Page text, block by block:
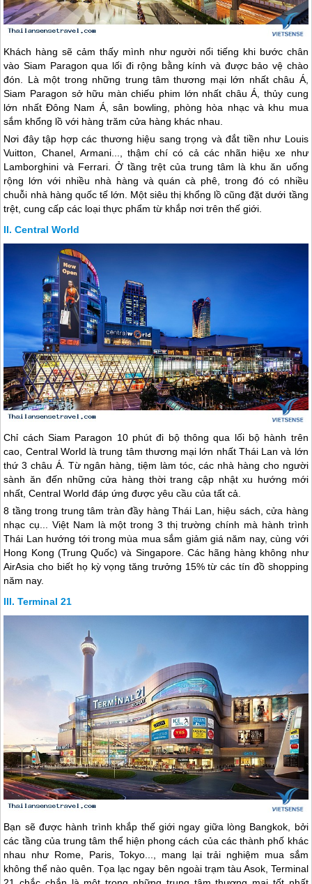
Khách hàng sẽ cảm thấy mình như người nổi tiếng khi bước chân
vào Siam Paragon qua lối đi rộng bằng kính và được bảo vệ chào
đón. Là một trong những trung tâm thương mại lớn nhất châu Á,
Siam Paragon sở hữu màn chiếu phim lớn nhất châu Á, thủy cung
lớn nhất Đông Nam Á, sân bowling, phòng hòa nhạc và khu mua
sắm khổng lồ với hàng trăm cửa hàng khác nhau.
Nơi đây tập hợp các thương hiệu sang trọng và đắt tiền như Louis
Vuitton, Chanel, Armani..., thậm chí có cả các nhãn hiệu xe như
Lamborghini và Ferrari. Ở tầng trệt của trung tâm là khu ăn uống
rộng lớn với nhiều nhà hàng và quán cà phê, trong đó có nhiều
chuỗi nhà hàng quốc tế lớn. Một siêu thị khổng lồ cũng đặt dưới tầng
trệt, cung cấp các loại thực phẩm từ khắp nơi trên thế giới.
Central World
Chỉ cách Siam Paragon 10 phút đi bộ thông qua lối bộ hành trên
cao, Central World là trung tâm thương mại lớn nhất Thái Lan và lớn
thứ 3 châu Á. Từ ngân hàng, tiệm làm tóc, các nhà hàng cho người
sành ăn đến những cửa hàng thời trang cập nhật xu hướng mới
nhất, Central World đáp ứng được yêu cầu của tất cả.
8 tầng trong trung tâm tràn đầy hàngThái Lan , hiệu sách, cửa hàng
nhạc cụ... Việt Nam là một trong 3 thị trường chính mà hành trình
Thái Lan hướng tới trong mùa mua sắm giảm giá năm nay, cùng với
Hong Kong (Trung Quốc) và Singapore. Các hãng hàng không như
AirAsia cho biết họ kỳ vọng tăng trưởng 15% từ các tín đồ shopping
năm nay.
Terminal 21
Bạn sẽ được hành trình khắp thế giới ngay giữa lòng Bangkok, bởi
các tầng của trung tâm thể hiện phong cách của các thành phố khác
nhau như Rome, Paris, Tokyo..., mang lại trải nghiệm mua sắm
không thể nào quên. Tọa lạc ngay bên ngoài trạm tàu Asok, Terminal